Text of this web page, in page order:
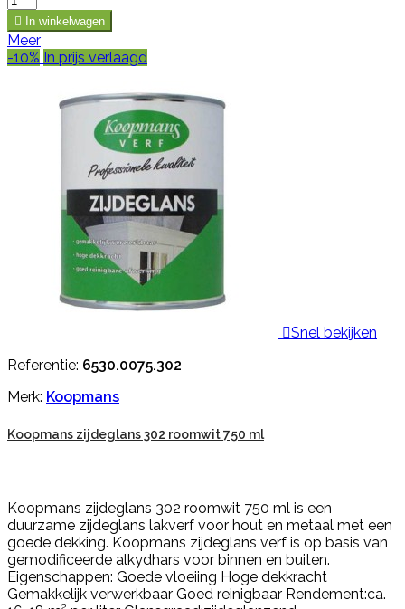
 In winkelwagen
Meer
-10% In prijs verlaagd
Snel bekijken
Referentie: 6530.0075.302
Merk: Koopmans
Koopmans zijdeglans 302 roomwit 750 ml
Koopmans zijdeglans 302 roomwit 750 ml is een
duurzame zijdeglans lakverf voor hout en metaal met een
goede dekking. Koopmans zijdeglans verf is op basis van
gemodificeerde alkydhars voor binnen en buiten.
Eigenschappen: Goede vloeiing Hoge dekkracht
Gemakkelijk verwerkbaar Goed reinigbaar Rendement:ca.